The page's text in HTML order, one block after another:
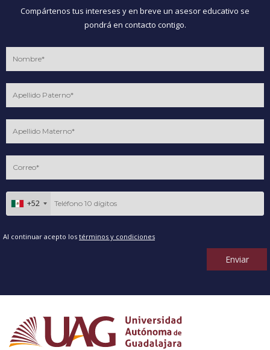
Compártenos tus intereses y en breve un asesor educativo se
pondrá en contacto contigo.
+52
Al continuar acepto los términos y condiciones
Enviar